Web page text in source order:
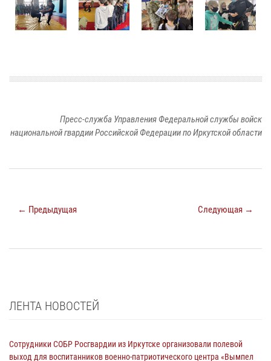
Пресс-служба Управления Федеральной службы войск
национальной гвардии Российской Федерации по Иркутской области
← Предыдущая Следующая →
ЛЕНТА НОВОСТЕЙ
Сотрудники СОБР Росгвардии из Иркутске организовали полевой
выход для воспитанников военно-патриотического центра «Вымпел